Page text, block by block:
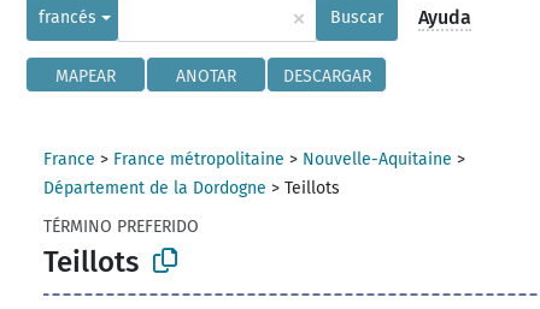
francés × Buscar Ayuda
MAPEAR ANOTAR DESCARGAR
France > France métropolitaine > Nouvelle-Aquitaine >
Département de la Dordogne >Teillots
TÉRMINO PREFERIDO
Teillots